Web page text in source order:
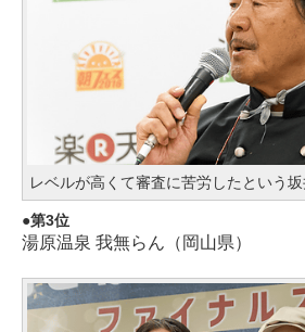
レベルが高くて審査に苦労したという
第3位
湯原温泉 我無らん（岡山県）